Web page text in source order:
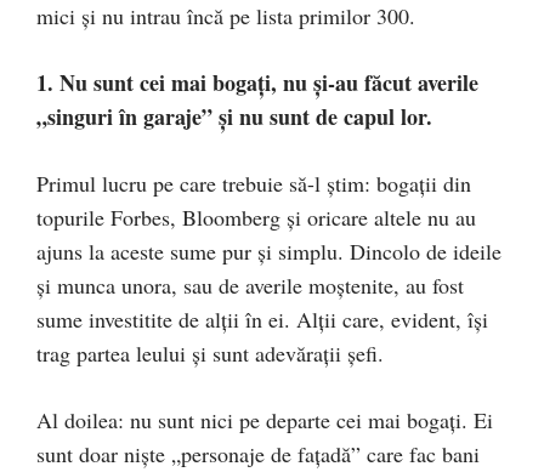
mici şi nu intrau încă pe lista primilor 300.
1. Nu sunt cei mai bogaţi, nu şi-au făcut averile
„singuri în garaje” şi nu sunt de capul lor.
Primul lucru pe care trebuie să-l ştim: bogaţii din
topurile Forbes, Bloomberg şi oricare altele nu au
ajuns la aceste sume pur şi simplu. Dincolo de ideile
şi munca unora, sau de averile moştenite, au fost
sume investitite de alţii în ei. Alţii care, evident, îşi
trag partea leului şi sunt adevăraţii şefi.
Al doilea: nu sunt nici pe departe cei mai bogaţi. Ei
sunt doar nişte „personaje de faţadă” care fac bani